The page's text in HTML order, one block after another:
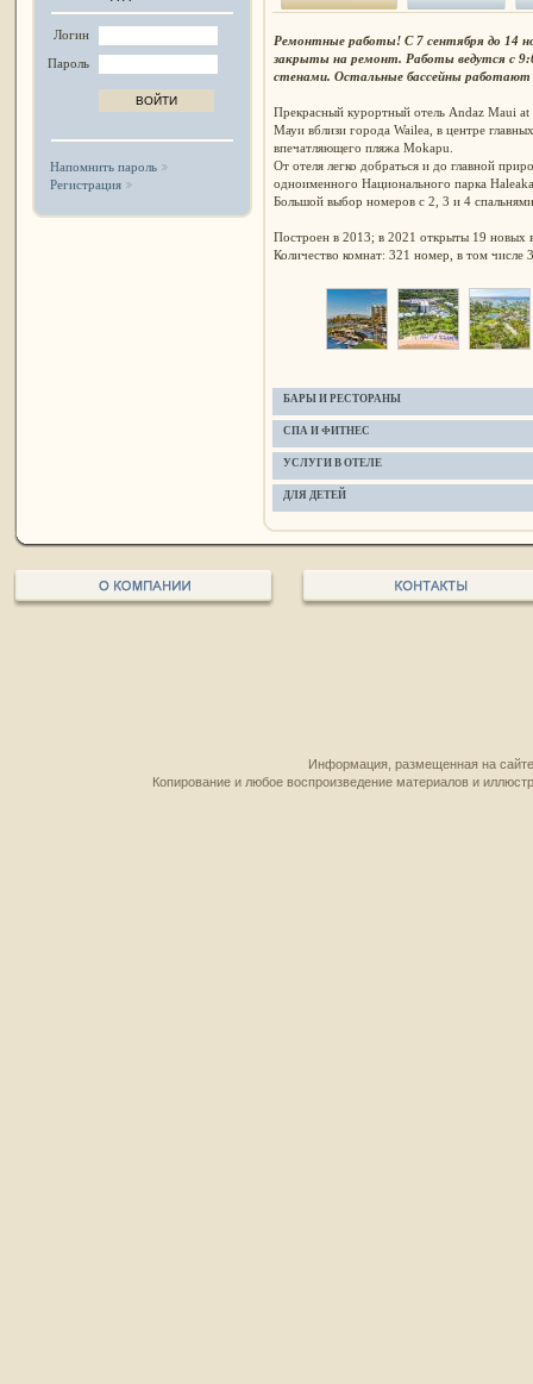
Логин
Пароль
Напомнить пароль
Регистрация
Ремонтные работы! С 7 сентября до 14
закрыты на ремонт. Работы ведутся с
стенами. Остальные бассейны
Прекрасный курортный отель Andaz Maui at
Мауи вблизи города Wailea, в центре
впечатляющего пляжа Mokapu.
От отеля легко добраться и до главной
одноименного Национального парка
Большой выбор номеров с 2, 3 и 4
Построен в 2013; в 2021 открыты 19 новых
Количество комнат: 321 номер, в том числе
БАРЫ И РЕСТОРАНЫ
СПА И ФИТНЕС
УСЛУГИ В ОТЕЛЕ
ДЛЯ ДЕТЕЙ
Информация, размещенная на
Копирование и любое воспроизведение материалов и